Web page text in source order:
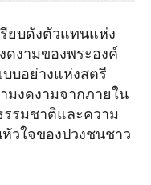
ยบดังตัวแทนแห่ง
งามของพระองค์
บอย่างแห่งสตรี
มงดงามจากภายใน
รรมชาติและความ
วใจของปวงชนชาว